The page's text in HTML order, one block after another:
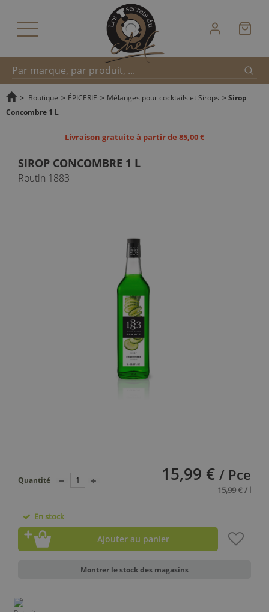
Recherche
> Boutique > ÉPICERIE > Mélanges pour cocktails et Sirops > Sirop
Concombre 1 L
Livraison gratuite à partir de 85,00 €
SIROP CONCOMBRE 1 L
Routin 1883
15,99 € / Pce
15,99 € / l
Quantité
En stock
Ajouter au panier
Montrer le stock des magasins